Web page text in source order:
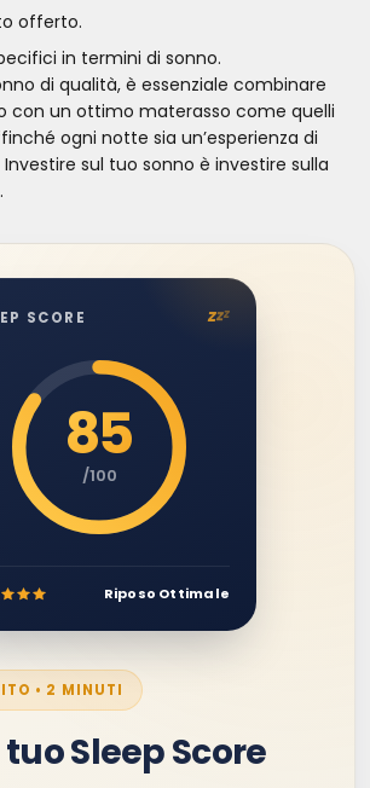
offerto.
in termini di sonno.
di qualità, è essenziale combinare
con un ottimo materasso come quelli
ogni notte sia un’esperienza di
sul tuo sonno è investire sulla
• 2 MINUTI
Sleep Score
SCORE zzz
85
/100
Riposo Ottimale